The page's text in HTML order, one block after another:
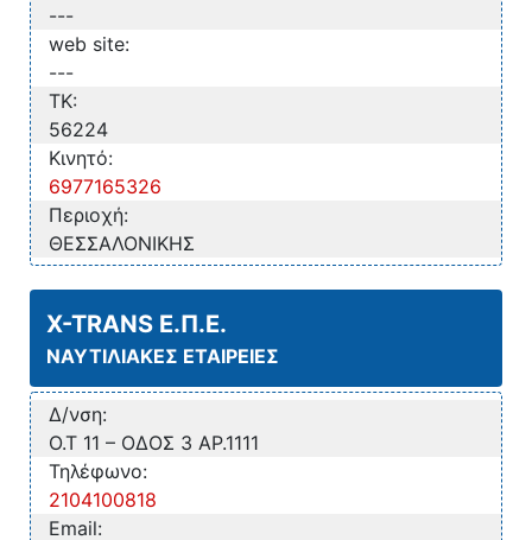
---
web site:
---
TK:
56224
Κινητό:
6977165326
Περιοχή:
ΘΕΣΣΑΛΟΝΙΚΗΣ
X-TRANS Ε.Π.Ε.
ΝΑΥΤΙΛΙΑΚΕΣ ΕΤΑΙΡΕΙΕΣ
Δ/νση:
Ο.Τ 11 – ΟΔΟΣ 3 ΑΡ.1111
Τηλέφωνο:
2104100818
Email: